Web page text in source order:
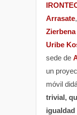
Arrasate,
Zierbena
Uribe
sede de
un
móvil
trivial,
igualdad